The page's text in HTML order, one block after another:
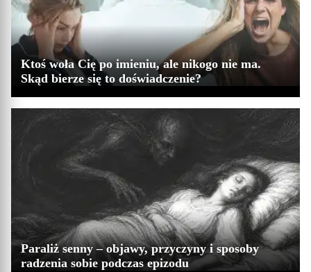
Ktoś woła Cię po imieniu, ale nikogo nie ma.
Skąd bierze się to doświadczenie?
Paraliż senny – objawy, przyczyny i sposoby
radzenia sobie podczas epizodu